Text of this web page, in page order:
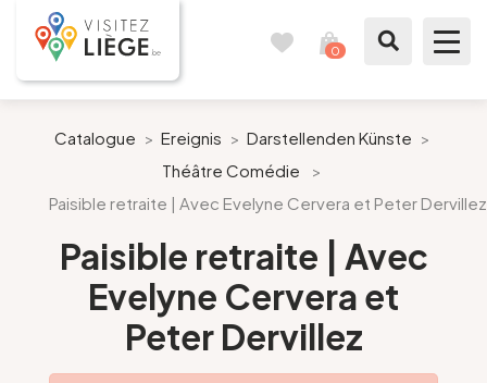
0
Wie ein Bürger von Lüttich
Meinen Aufenthalt vorbereiten
Unsere Vorschläge
Catalogue > Ereignis > Darstellenden Künste >
Théâtre Comédie
>
Paisible retraite | Avec Evelyne Cervera et Peter Dervillez
Paisible retraite | Avec
Evelyne Cervera et
Peter Dervillez